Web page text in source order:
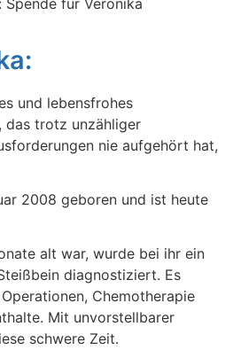
für Veronika
und lebensfrohes
das trotz unzähliger
nie aufgehört hat,
2008 geboren und ist heute
alt war, wurde bei ihr ein
diagnostiziert. Es
Chemotherapie
Mit unvorstellbarer
schwere Zeit.